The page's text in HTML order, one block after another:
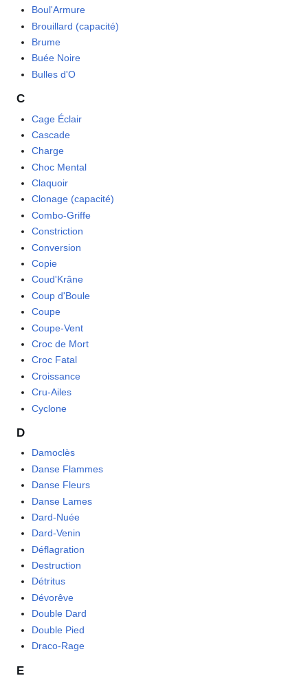
Boul'Armure
Brouillard (capacité)
Brume
Buée Noire
Bulles d'O
C
Cage Éclair
Cascade
Charge
Choc Mental
Claquoir
Clonage (capacité)
Combo-Griffe
Constriction
Conversion
Copie
Coud'Krâne
Coup d'Boule
Coupe
Coupe-Vent
Croc de Mort
Croc Fatal
Croissance
Cru-Ailes
Cyclone
D
Damoclès
Danse Flammes
Danse Fleurs
Danse Lames
Dard-Nuée
Dard-Venin
Déflagration
Destruction
Détritus
Dévorêve
Double Dard
Double Pied
Draco-Rage
E